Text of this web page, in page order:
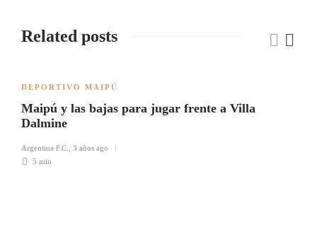
Related posts
DEPORTIVO MAIPÚ
Maipú y las bajas para jugar frente a Villa
Dalmine
Argentina F.C.
3 años ago
5 min